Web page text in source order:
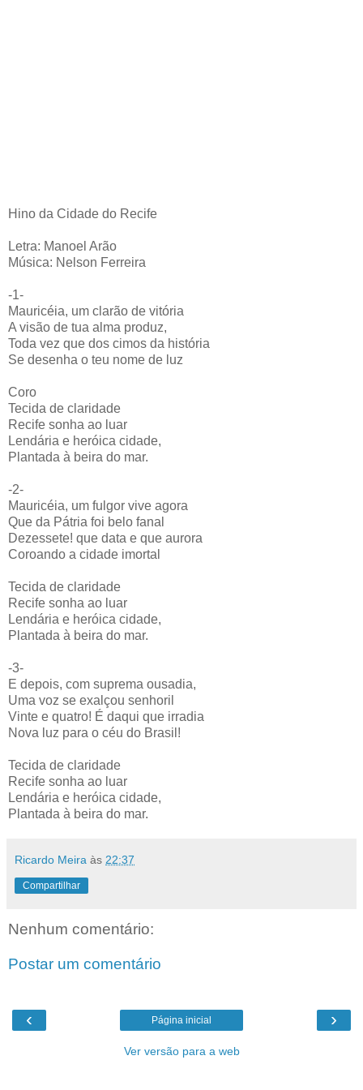
Hino da Cidade do Recife
Letra: Manoel Arão
Música: Nelson Ferreira
-1-
Mauricéia, um clarão de vitória
A visão de tua alma produz,
Toda vez que dos cimos da história
Se desenha o teu nome de luz
Coro
Tecida de claridade
Recife sonha ao luar
Lendária e heróica cidade,
Plantada à beira do mar.
-2-
Mauricéia, um fulgor vive agora
Que da Pátria foi belo fanal
Dezessete! que data e que aurora
Coroando a cidade imortal
Tecida de claridade
Recife sonha ao luar
Lendária e heróica cidade,
Plantada à beira do mar.
-3-
E depois, com suprema ousadia,
Uma voz se exalçou senhoril
Vinte e quatro! É daqui que irradia
Nova luz para o céu do Brasil!
Tecida de claridade
Recife sonha ao luar
Lendária e heróica cidade,
Plantada à beira do mar.
Ricardo Meira às 22:37
Compartilhar
Nenhum comentário:
Postar um comentário
‹ ›
Página inicial
Ver versão para a web